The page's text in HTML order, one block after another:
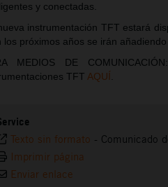
y conectadas.
instrumentación TFT estará
los próximos años se irán
MEDIOS DE
TFT AQUÍ.
Texto sin formato - Comunicado
Imprimir página
Enviar enlace